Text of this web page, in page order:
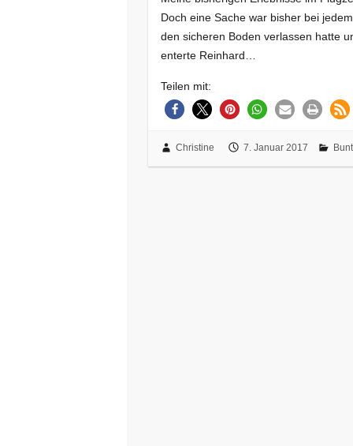
Doch eine Sache war bisher bei
den sicheren Boden verlassen hatte
enterte Reinhard…
Teilen mit:
Christine 7. Januar 2017